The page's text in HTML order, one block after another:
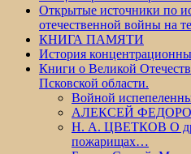
Открытые источники по
отечественной войны на
КНИГА ПАМЯТИ
История
Книги о Великой
Псковской области.
Войной
АЛЕКСЕЙ ФЕДОРОВ
Н. А. ЦВЕТКОВ О
пожарищах…